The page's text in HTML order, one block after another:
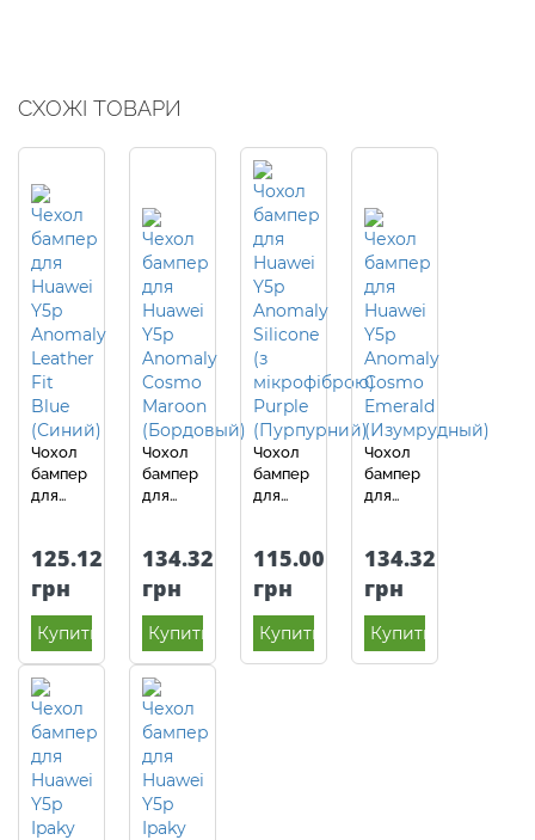
СХОЖІ ТОВАРИ
Чохол
бампер
для
Anomaly
Leather
Fit Blue
(Синій)
125.12
грн
Купить
Чохол
бампер
для
Anomaly
Cosmo
Burgundy
(Бордовий)
134.32
грн
Купить
Чохол
бампер
для
Anomaly
Silicone
мікрофіброю)
Purple
(Пурпурний)
115.00
грн
Купить
Чохол
бампер
для
Anomaly
Cosmo
Emerald
(Смарагдовий)
134.32
грн
Купить